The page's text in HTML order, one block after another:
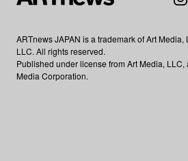
ARTnews JAPAN is a trademark of Art
LLC. All rights reserved.
Published under license from Art Media, LLC,
Media Corporation.